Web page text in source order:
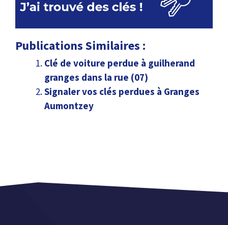
Publications Similaires :
Clé de voiture perdue à guilherand
granges dans la rue (07)
Signaler vos clés perdues à Granges
Aumontzey